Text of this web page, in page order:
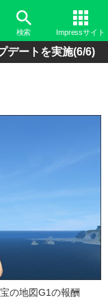
検索 Impressサイト
デートを実施(6/6)
の地図G1の報酬